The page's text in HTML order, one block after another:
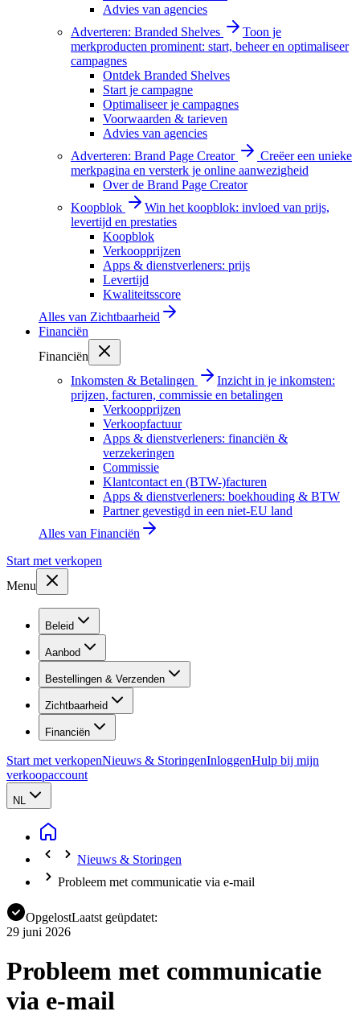
Advies van agencies
Adverteren: Branded Shelves
Toon je
merkproducten prominent: start, beheer en optimaliseer
campagnes
Ontdek Branded Shelves
Start je campagne
Optimaliseer je campagnes
Voorwaarden & tarieven
Advies van agencies
Adverteren: Brand Page Creator
Creëer een unieke
merkpagina en versterk je online aanwezigheid
Over de Brand Page Creator
Koopblok
Win het koopblok: invloed van prijs,
levertijd en prestaties
Koopblok
Verkoopprijzen
Apps & dienstverleners: prijs
Levertijd
Kwaliteitsscore
Alles van Zichtbaarheid
Financiën
Financiën
Inkomsten & Betalingen
Inzicht in je inkomsten:
prijzen, facturen, commissie en betalingen
Verkoopprijzen
Verkoopfactuur
Apps & dienstverleners: financiën &
verzekeringen
Commissie
Klantcontact en (BTW-)facturen
Apps & dienstverleners: boekhouding & BTW
Partner gevestigd in een niet-EU land
Alles van Financiën
Start met verkopen
Menu
Beleid
Aanbod
Bestellingen & Verzenden
Zichtbaarheid
Financiën
Start met verkopenNieuws & StoringenInloggenHulp bij mijn
verkoopaccount
NL
Nieuws & Storingen
Probleem met communicatie via e-mail
OpgelostLaatst geüpdatet:
29 juni 2026
Probleem met communicatie
via e-mail